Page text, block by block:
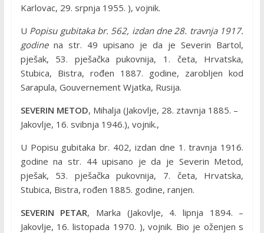
Karlovac, 29. srpnja 1955. ), vojnik.
U Popisu gubitaka br. 562, izdan dne 28. travnja 1917.
godinena str. 49 upisano je da je Severin Bartol,
pješak, 53. pješačka pukovnija, 1. četa, Hrvatska,
Stubica, Bistra, rođen 1887. godine, zarobljen kod
Sarapula, Gouvernement Wjatka, Rusija.
SEVERIN METOD, Mihalja (Jakovlje, 28. ztavnja 1885. –
Jakovlje, 16. svibnja 1946.), vojnik.,
U Popisu gubitaka br. 402, izdan dne 1. travnja 1916.
godine na str. 44 upisano je da je Severin Metod,
pješak, 53. pješačka pukovnija, 7. četa, Hrvatska,
Stubica, Bistra, rođen 1885. godine, ranjen.
SEVERIN PETAR, Marka (Jakovlje, 4. lipnja 1894. –
Jakovlje, 16. listopada 1970. ), vojnik. Bio je oženjen s